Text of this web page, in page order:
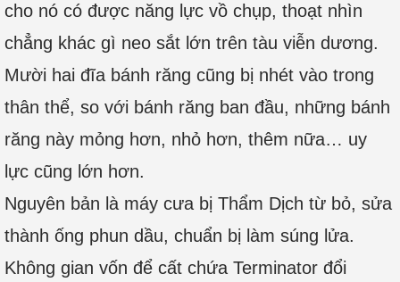
cho nó có được năng lực vồ chụp, thoạt nhìn
chẳng khác gì neo sắt lớn trên tàu viễn dương.
Mười hai đĩa bánh răng cũng bị nhét vào trong
thân thể, so với bánh răng ban đầu, những bánh
răng này mỏng hơn, nhỏ hơn, thêm nữa… uy
lực cũng lớn hơn.
Nguyên bản là máy cưa bị Thẩm Dịch từ bỏ, sửa
thành ống phun dầu, chuẩn bị làm súng lửa.
Không gian vốn để cất chứa Terminator đổi